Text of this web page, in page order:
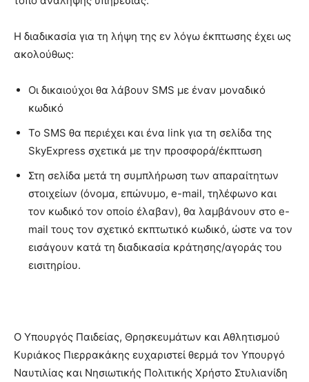
Η διαδικασία για τη λήψη της εν λόγω έκπτωσης έχει ως
ακολούθως:
Οι δικαιούχοι θα λάβουν SMS με έναν μοναδικό
κωδικό
Το SMS θα περιέχει και ένα link για τη σελίδα της
SkyExpress σχετικά με την προσφορά/έκπτωση
Στη σελίδα μετά τη συμπλήρωση των απαραίτητων
στοιχείων (όνομα, επώνυμο, e-mail, τηλέφωνο και
τον κωδικό τον οποίο έλαβαν), θα λαμβάνουν στο e-
mail τους τον σχετικό εκπτωτικό κωδικό, ώστε να τον
εισάγουν κατά τη διαδικασία κράτησης/αγοράς του
εισιτηρίου.
Ο Υπουργός Παιδείας, Θρησκευμάτων και Αθλητισμού
Κυριάκος Πιερρακάκης ευχαριστεί θερμά τον Υπουργό
Ναυτιλίας και Νησιωτικής Πολιτικής Χρήστο Στυλιανίδη